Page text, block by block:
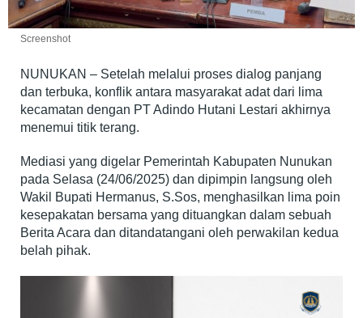
Screenshot
NUNUKAN – Setelah melalui proses dialog panjang
dan terbuka, konflik antara masyarakat adat dari lima
kecamatan dengan PT Adindo Hutani Lestari akhirnya
menemui titik terang.
Mediasi yang digelar Pemerintah Kabupaten Nunukan
pada Selasa (24/06/2025) dan dipimpin langsung oleh
Wakil Bupati Hermanus, S.Sos, menghasilkan lima poin
kesepakatan bersama yang dituangkan dalam sebuah
Berita Acara dan ditandatangani oleh perwakilan kedua
belah pihak.